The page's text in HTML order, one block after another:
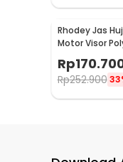
Rhodey Jas
Motor Visor
ZY-81
Rp
Rp252.900